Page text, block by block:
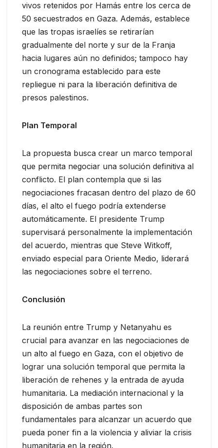
vivos retenidos por Hamás entre los cerca de
50 secuestrados en Gaza. Además, establece
que las tropas israelíes se retirarían
gradualmente del norte y sur de la Franja
hacia lugares aún no definidos; tampoco hay
un cronograma establecido para este
repliegue ni para la liberación definitiva de
presos palestinos.
Plan Temporal
La propuesta busca crear un marco temporal
que permita negociar una solución definitiva al
conflicto. El plan contempla que si las
negociaciones fracasan dentro del plazo de 60
días, el alto el fuego podría extenderse
automáticamente. El presidente Trump
supervisará personalmente la implementación
del acuerdo, mientras que Steve Witkoff,
enviado especial para Oriente Medio, liderará
las negociaciones sobre el terreno.
Conclusión
La reunión entre Trump y Netanyahu es
crucial para avanzar en las negociaciones de
un alto al fuego en Gaza, con el objetivo de
lograr una solución temporal que permita la
liberación de rehenes y la entrada de ayuda
humanitaria. La mediación internacional y la
disposición de ambas partes son
fundamentales para alcanzar un acuerdo que
pueda poner fin a la violencia y aliviar la crisis
humanitaria en la región.